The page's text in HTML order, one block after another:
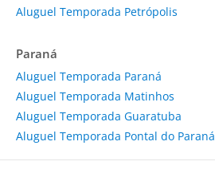
Aluguel Temporada Petrópolis
Paraná
Aluguel Temporada Paraná
Aluguel Temporada Matinhos
Aluguel Temporada Guaratuba
Aluguel Temporada Pontal do Paraná